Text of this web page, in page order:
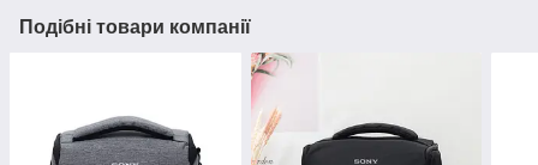
Подібні товари компанії